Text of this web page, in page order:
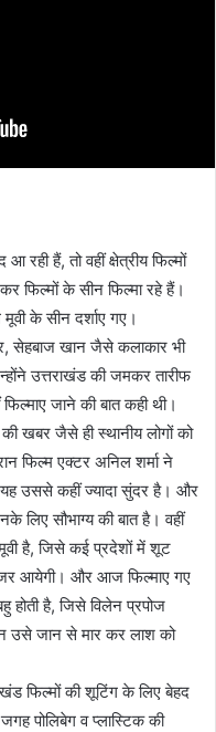
रही हैं, तो वहीं क्षेत्रीय फिल्मों
फिल्मों के सीन फिल्मा रहे हैं।
के सीन दर्शाए गए।
सेहबाज खान जैसे कलाकार भी
उत्तराखंड की जमकर तारीफ
जाने की बात कही थी।
खबर जैसे ही स्थानीय लोगों को
फिल्म एक्टर अनिल शर्मा ने
यह उससे कहीं ज्यादा सुंदर है। और
लिए सौभाग्य की बात है। वहीं
है, जिसे कई प्रदेशों में शूट
आयेगी। और आज फिल्माए गए
होती है, जिसे विलेन प्रपोज
उसे जान से मार कर लाश को
फिल्मों की शूटिंग के लिए बेहद
पोलिबेग व प्लास्टिक की